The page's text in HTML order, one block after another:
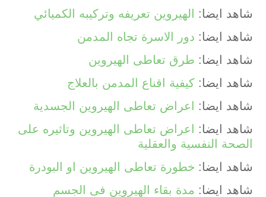
شاهد ايضا: الهيروين تعريفه وتركيبه الكميائي
شاهد ايضا: دور الاسرة تجاه المدمن
شاهد ايضا: طرق تعاطى الهيروين
شاهد ايضا: كيفية اقناع المدمن بالعلاج
شاهد ايضا: اعراض تعاطى الهيروين الجسدية
شاهد ايضا: اعراض تعاطى الهيروين وتاثيره على
الصحة النفسية والعقلية
شاهد ايضا: خطورة تعاطى الهيروين او البودرة
شاهد ايضا: مدة بقاء الهيروين فى الجسم